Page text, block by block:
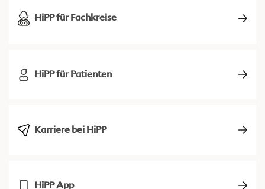
HiPP für Fachkreise
HiPP für Patienten
Karriere bei HiPP
HiPP App